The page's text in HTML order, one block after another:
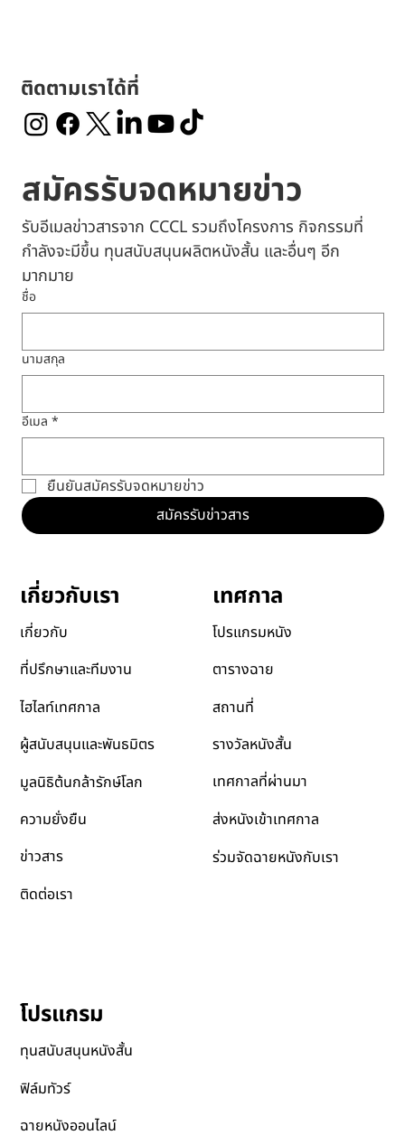
ติดตามเราได้ที่
สมัครรับจดหมายข่าว
รับอีเมลข่าวสารจาก CCCL รวมถึงโครงการ กิจกรรมที่
กำลังจะมีขึ้น ทุนสนับสนุนผลิตหนังสั้น และอื่นๆ อีก
มากมาย
ชื่อ
นามสกุล
อีเมล *
ยืนยันสมัครรับจดหมายข่าว
สมัครรับข่าวสาร
เกี่ยวกับเรา
เกี่ยวกับ
ที่ปรึกษาและทีมงาน
ไฮไลท์เทศกาล
ผู้สนับสนุนและพันธมิตร
มูลนิธิต้นกล้ารักษ์โลก
ความยั่งยืน
ข่าวสาร
ติดต่อเรา
เทศกาล
โปรแกรมหนัง
ตารางฉาย
สถานที่
รางวัลหนังสั้น
เทศกาลที่ผ่านมา
ส่งหนังเข้าเทศกาล
ร่วมจัดฉายหนังกับเรา
โปรแกรม
ทุนสนับสนุนหนังสั้น
ฟิล์มทัวร์
ฉายหนังออนไลน์